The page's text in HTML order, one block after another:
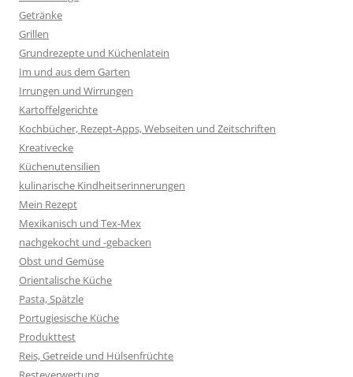
Getränke
Grillen
Grundrezepte und Küchenlatein
Im und aus dem Garten
Irrungen und Wirrungen
Kartoffelgerichte
Kochbücher, Rezept-Apps, Webseiten und Zeitschriften
Kreativecke
Küchenutensilien
kulinarische Kindheitserinnerungen
Mein Rezept
Mexikanisch und Tex-Mex
nachgekocht und -gebacken
Obst und Gemüse
Orientalische Küche
Pasta, Spätzle
Portugiesische Küche
Produkttest
Reis, Getreide und Hülsenfrüchte